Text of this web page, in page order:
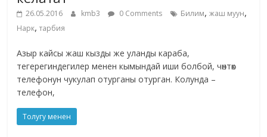
26.05.2016 kmb3 0 Comments Билим,жаш муун,
Нарк,тарбия
Азыр кайсы жаш кызды же уланды караба,
тегерегиндегилер менен кымындай иши болбой, чөнтөк
телефонун чукулап отурганы отурган. Колунда –
телефон,
Толугу менен